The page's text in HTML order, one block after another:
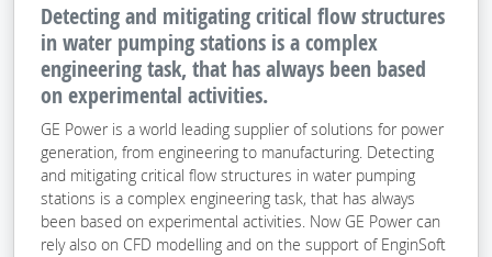
Detecting and mitigating critical flow structures
in water pumping stations is a complex
engineering task, that has always been based
on experimental activities.
GE Power is a world leading supplier of solutions for power
generation, from engineering to manufacturing. Detecting
and mitigating critical flow structures in water pumping
stations is a complex engineering task, that has always
been based on experimental activities. Now GE Power can
rely also on CFD modelling and on the support of EnginSoft